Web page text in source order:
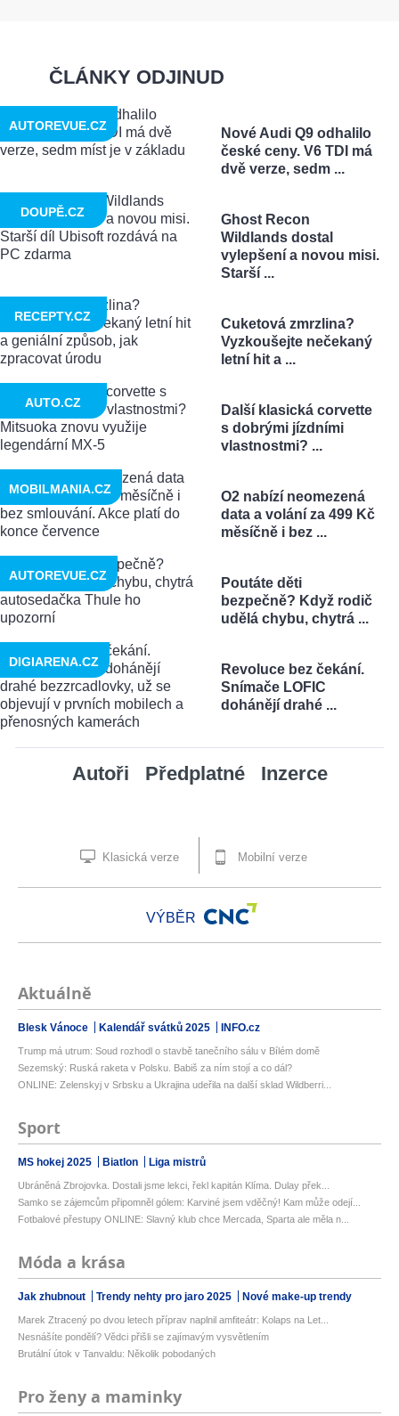
ČLÁNKY ODJINUD
Nové Audi Q9 odhalilo
české ceny. V6 TDI má
dvě verze, sedm ...
AUTOREVUE.CZ
Ghost Recon
Wildlands dostal
vylepšení a novou misi.
Starší ...
DOUPĚ.CZ
Cuketová zmrzlina?
Vyzkoušejte nečekaný
letní hit a ...
RECEPTY.CZ
Další klasická corvette
s dobrými jízdními
vlastnostmi? ...
AUTO.CZ
O2 nabízí neomezená
data a volání za 499 Kč
měsíčně i bez ...
MOBILMANIA.CZ
Poutáte děti
bezpečně? Když rodič
udělá chybu, chytrá ...
AUTOREVUE.CZ
Revoluce bez čekání.
Snímače LOFIC
dohánějí drahé ...
DIGIARENA.CZ
Autoři Předplatné Inzerce
Klasická verze Mobilní verze
VÝBĚR
Aktuálně
Blesk Vánoce Kalendář svátků 2025 INFO.cz
Trump má utrum: Soud rozhodl o stavbě tanečního sálu v Bílém domě
Sezemský: Ruská raketa v Polsku. Babiš za ním stojí a co dál?
ONLINE: Zelenskyj v Srbsku a Ukrajina udeřila na další sklad Wildberri...
Sport
MS hokej 2025 Biatlon Liga mistrů
Ubráněná Zbrojovka. Dostali jsme lekci, řekl kapitán Klíma. Dulay přek...
Samko se zájemcům připomněl gólem: Karviné jsem vděčný! Kam může odejí...
Fotbalové přestupy ONLINE: Slavný klub chce Mercada, Sparta ale měla n...
Móda a krása
Jak zhubnout Trendy nehty pro jaro 2025 Nové make-up trendy
Marek Ztracený po dvou letech příprav naplnil amfiteátr: Kolaps na Let...
Nesnášíte pondělí? Vědci přišli se zajímavým vysvětlením
Brutální útok v Tanvaldu: Několik pobodaných
Pro ženy a maminky